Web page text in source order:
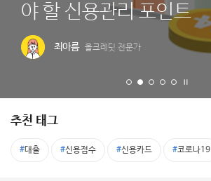
야 할 신용관리 포인트
최아름 올크레딧 전문가
추천 태그
대출 신용점수 신용카드 코로나19